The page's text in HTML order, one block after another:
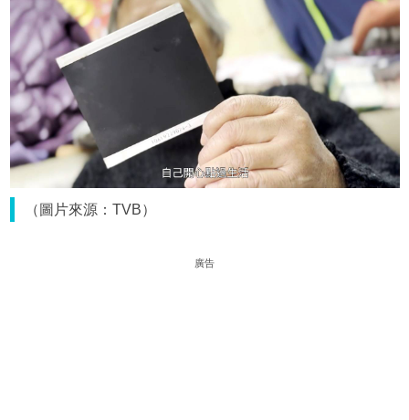
（圖片來源：TVB）
廣告